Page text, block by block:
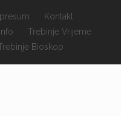
×
Kontakt
Trebinje Vrijeme
Bioskop